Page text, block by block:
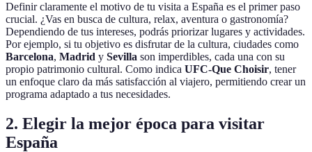
Definir claramente el motivo de tu visita a España es el primer paso
crucial. ¿Vas en busca de cultura, relax, aventura o gastronomía?
Dependiendo de tus intereses, podrás priorizar lugares y actividades.
Por ejemplo, si tu objetivo es disfrutar de la cultura, ciudades como
Barcelona, Madrid y Sevilla son imperdibles, cada una con su
propio patrimonio cultural. Como indica UFC-Que Choisir, tener
un enfoque claro da más satisfacción al viajero, permitiendo crear un
programa adaptado a tus necesidades.
2. Elegir la mejor época para visitar
España